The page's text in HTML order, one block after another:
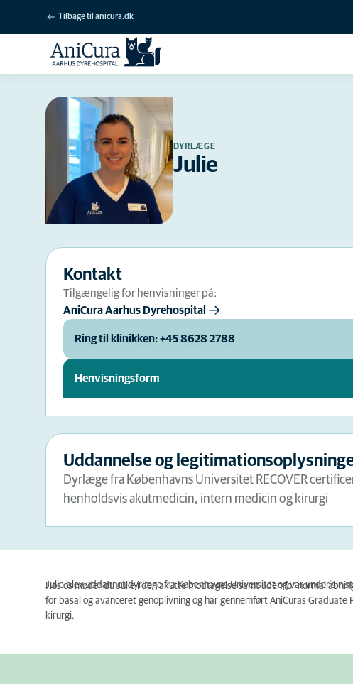
Tilbage til anicura.dk
DYRLÆGE
Julie
Kontakt
Tilgængelig for henvisninger på:
AniCura Aarhus Dyrehospital
Ring til klinikken: +45 8628 2788
Henvisningsform
Uddannelse og
Dyrlæge fra Københavns Universitet RECOVER
henholdsvis akutmedicin, intern medicin og kirurgi
Julie blev uddannet dyrlæge fra Københavns Universitet og var under sin
Hos os møder du Julie i den akutte modtagelse samt uden for normal
for basal og avanceret genoplivning og har gennemført AniCuras
kirurgi.